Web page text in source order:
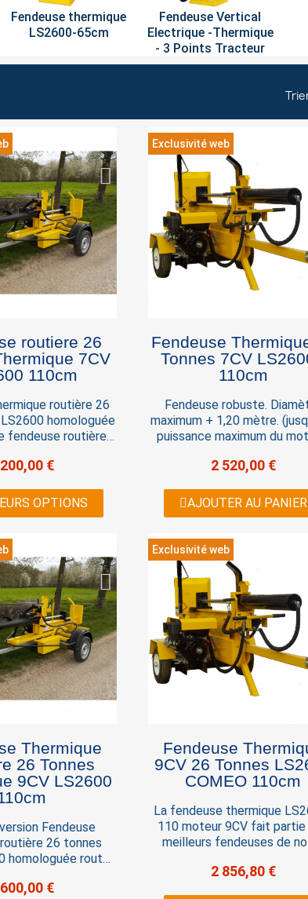
Fendeuse thermique
LS2600-65cm
Fendeuse Vertical
Electrique -Thermique
- 3 Points Tracteur
routiere 26
7CV
110cm
routière 26
homologuée
fendeuse routière
déplacer en toute
Tonnes
€
OPTIONS
Exclusivité web
Fendeuse
Tonnes 7CV LS2600 -
110cm
Fendeuse robuste.
maximum + 1,20 mètre.
puissance maximum du
très dur, plein de noeud,
Moteur 7CV Essence
Démarrage Manuel Force
cm Vérin de 12,7 cm de
Cycle 10 secondes .
roues 8' x 4'
2 520,00 €
AJOUTER AU PANIER
Thermique
26 Tonnes
Fendeuse
26 tonnes
homologuée route.
être tractée sur la
€
Exclusivité web
Fendeuse
9CV 26 Tonnes
COMEO 110cm
La fendeuse thermique
110 moteur 9CV fait partie
meilleurs fendeuses de
thermique LS2600 est un
2 856,80 €